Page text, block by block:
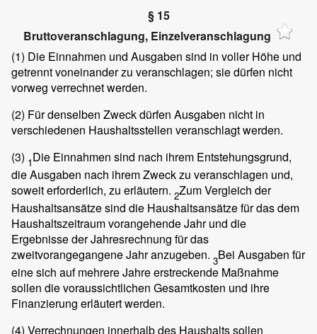
§ 15
Bruttoveranschlagung, Einzelveranschlagung
(1) Die Einnahmen und Ausgaben sind in voller Höhe und
getrennt voneinander zu veranschlagen; sie dürfen nicht
vorweg verrechnet werden.
(2) Für denselben Zweck dürfen Ausgaben nicht in
verschiedenen Haushaltsstellen veranschlagt werden.
(3) 1Die Einnahmen sind nach ihrem Entstehungsgrund,
die Ausgaben nach ihrem Zweck zu veranschlagen und,
soweit erforderlich, zu erläutern. 2Zum Vergleich der
Haushaltsansätze sind die Haushaltsansätze für das dem
Haushaltszeitraum vorangehende Jahr und die
Ergebnisse der Jahresrechnung für das
zweitvorangegangene Jahr anzugeben. 3Bei Ausgaben für
eine sich auf mehrere Jahre erstreckende Maßnahme
sollen die voraussichtlichen Gesamtkosten und ihre
Finanzierung erläutert werden.
(4) Verrechnungen innerhalb des Haushalts sollen